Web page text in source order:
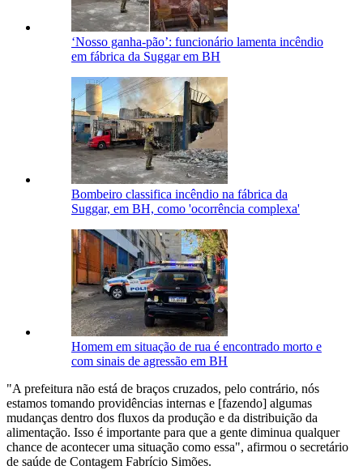
‘Nosso ganha-pão’: funcionário lamenta incêndio
em fábrica da Suggar em BH
Bombeiro classifica incêndio na fábrica da
Suggar, em BH, como 'ocorrência complexa'
Homem em situação de rua é encontrado morto e
com sinais de agressão em BH
"A prefeitura não está de braços cruzados, pelo contrário, nós
estamos tomando providências internas e [fazendo] algumas
mudanças dentro dos fluxos da produção e da distribuição da
alimentação. Isso é importante para que a gente diminua qualquer
chance de acontecer uma situação como essa", afirmou o secretário
de saúde de Contagem Fabrício Simões.